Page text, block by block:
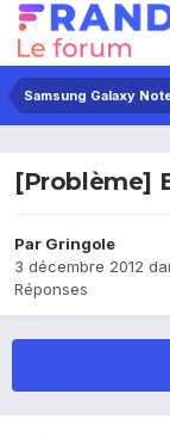
Samsung Galaxy
[Problème]
Par Gringole
3 décembre 2012
Réponses